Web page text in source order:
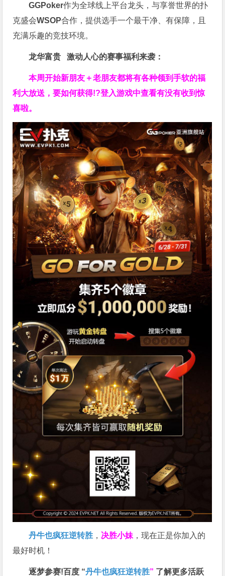
GGPoker作为全球线上平台龙头，与享誉世界的扑
克盛会WSOP合作，提供选手一个最干净、有保障，且
充满乐趣的竞技环境。
龙华富贵 激动人心的赛事福利来袭：
本周开始新朋友＋老朋友都将有各种领到手软的福
利大放送，要如何获得!?登入游戏中查看有没有收到惊
喜啦。
丹牛也疯狂逆转胜 ， 决胜小妹 ，现在正是你加入的
最好时机！
逐梦参赛!百度 “丹牛也疯狂逆转胜” 了解更多活跃